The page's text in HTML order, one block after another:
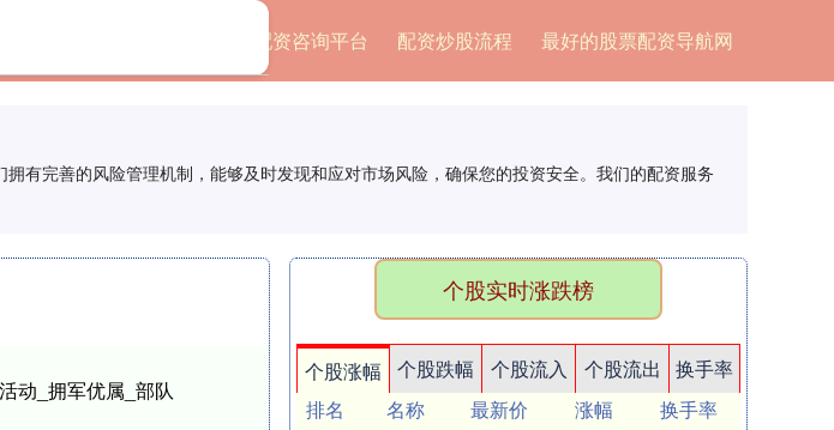
配资咨询平台 配资炒股流程 最好的股票配资导航网
有完善的风险管理机制，能够及时发现和应对市场风险，确保您的投资安全。我们的配资服务
动_拥军优属_部队
个股实时涨跌榜
个股涨幅 个股跌幅 个股流入 个股流出
换手率
排名
名称 最新价 涨幅
换手率